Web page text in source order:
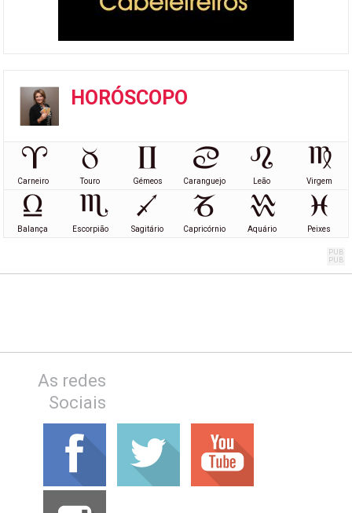
HORÓSCOPO
Carneiro Touro Gémeos Caranguejo Leão Virgem
Balança Escorpião Sagitário Capricórnio Aquário Peixes
As redes
Sociais